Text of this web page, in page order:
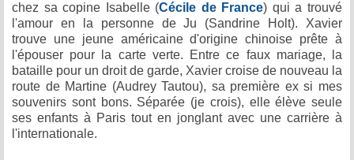
chez sa copine Isabelle (Cécile de France) qui a trouvé
l'amour en la personne de Ju (Sandrine Holt). Xavier
trouve une jeune américaine d'origine chinoise prête à
l'épouser pour la carte verte. Entre ce faux mariage, la
bataille pour un droit de garde, Xavier croise de nouveau la
route de Martine (Audrey Tautou), sa première ex si mes
souvenirs sont bons. Séparée (je crois), elle élève seule
ses enfants à Paris tout en jonglant avec une carrière à
l'internationale.